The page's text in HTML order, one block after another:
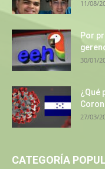
11/08/
Por
30/01/
¿Qué
27/03/
CATEGORÍA